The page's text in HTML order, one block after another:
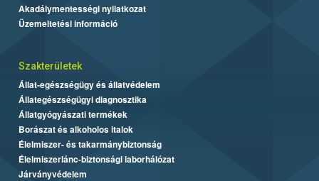
Akadálymentességi nyilatkozat
Üzemeltetési információ
Szakterületek
Állat-egészségügy és állatvédelem
Állategészségügyi diagnosztika
Állatgyógyászati termékek
Borászat és alkoholos italok
Élelmiszer- és takarmánybiztonság
Élelmiszerlánc-biztonsági laborhálózat
Járványvédelem